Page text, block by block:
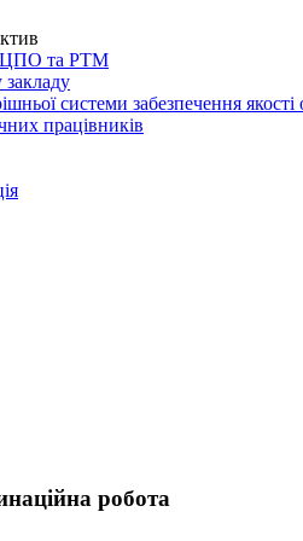
ОЦПО та РТМ
закладу
системи забезпечення якості
працівників
робота